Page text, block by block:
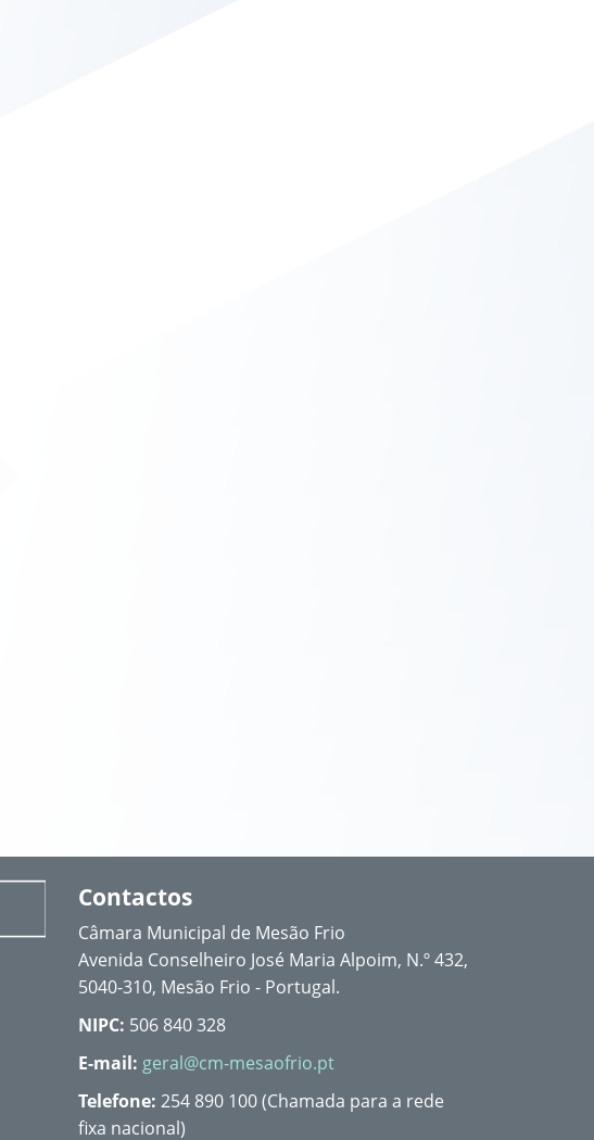
Contactos
Câmara Municipal de Mesão Frio
Avenida Conselheiro José Maria Alpoim, N.º 432,
5040-310, Mesão Frio - Portugal.
NIPC: 506 840 328
E-mail: geral@cm-mesaofrio.pt
Telefone: 254 890 100 (Chamada para a rede
fixa nacional)